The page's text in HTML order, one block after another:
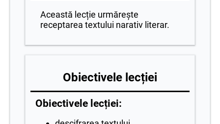
Această lecție urmărește
receptarea textului narativ literar.
Obiectivele lecției
Obiectivele lecției: